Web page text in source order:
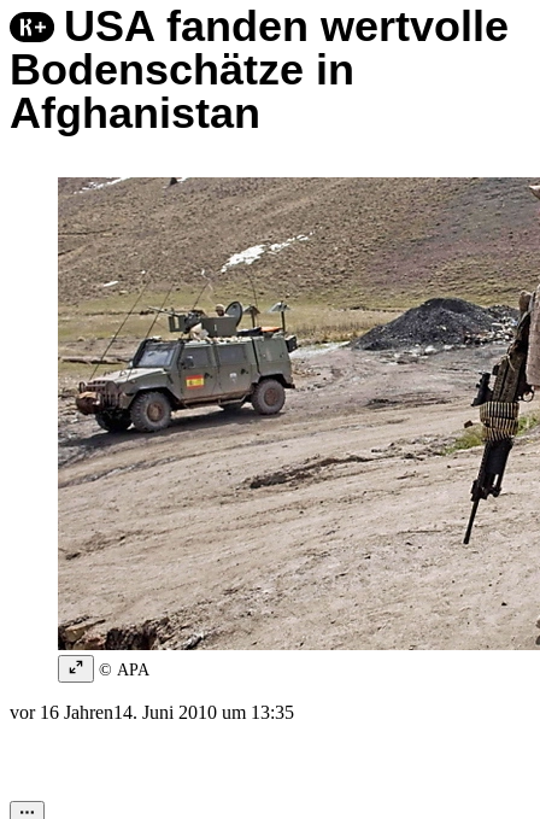
USA fanden wertvolle
Bodenschätze in
Afghanistan
© APA
vor 16 Jahren14. Juni 2010 um 13:35